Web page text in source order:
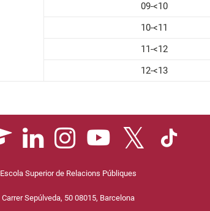
09-<10
10-<11
11-<12
12-<13
Escola Superior de Relacions Públiques
Carrer Sepúlveda, 50 08015, Barcelona